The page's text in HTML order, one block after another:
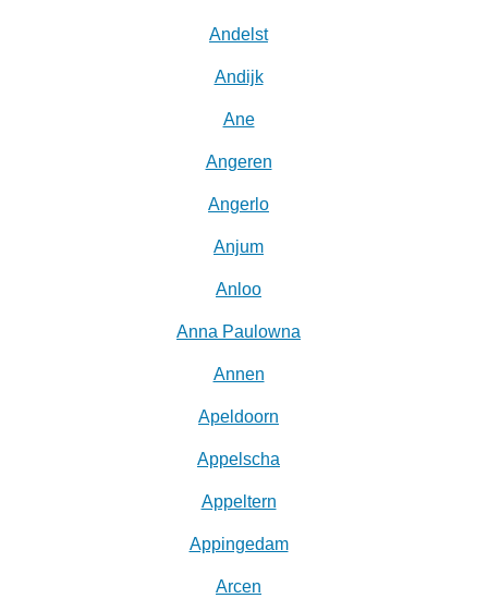
Andelst
Andijk
Ane
Angeren
Angerlo
Anjum
Anloo
Anna Paulowna
Annen
Apeldoorn
Appelscha
Appeltern
Appingedam
Arcen